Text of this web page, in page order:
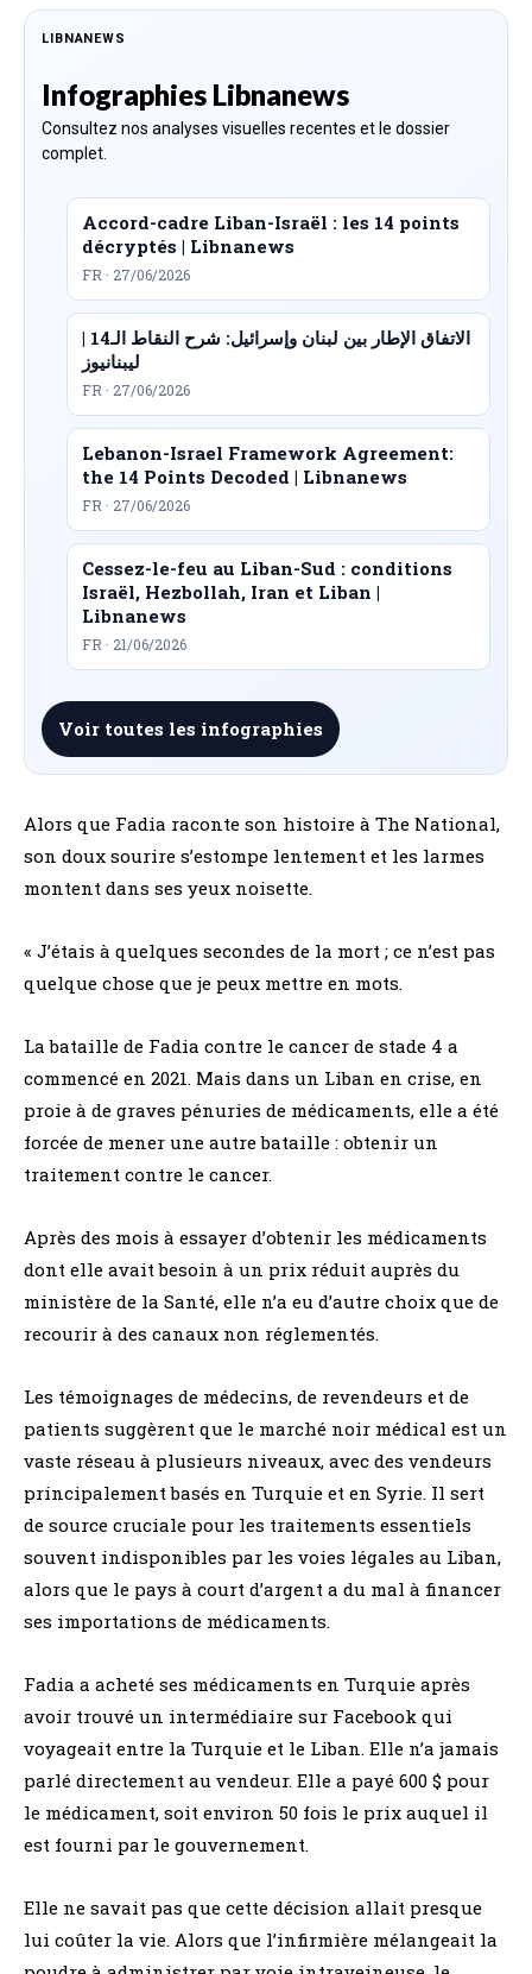
LIBNANEWS
Infographies Libnanews
Consultez nos analyses visuelles recentes et le dossier
complet.
Accord-cadre Liban-Israël : les 14 points
décryptés | Libnanews
FR · 27/06/2026
الاتفاق الإطار بين لبنان وإسرائيل: شرح النقاط الـ14 |
ليبنانيوز
FR · 27/06/2026
Lebanon-Israel Framework Agreement:
the 14 Points Decoded | Libnanews
FR · 27/06/2026
Cessez-le-feu au Liban-Sud : conditions
Israël, Hezbollah, Iran et Liban |
Libnanews
FR · 21/06/2026
Voir toutes les infographies
Alors que Fadia raconte son histoire à The National,
son doux sourire s’estompe lentement et les larmes
montent dans ses yeux noisette.
« J’étais à quelques secondes de la mort ; ce n’est pas
quelque chose que je peux mettre en mots.
La bataille de Fadia contre le cancer de stade 4 a
commencé en 2021. Mais dans un Liban en crise, en
proie à de graves pénuries de médicaments, elle a été
forcée de mener une autre bataille : obtenir un
traitement contre le cancer.
Après des mois à essayer d’obtenir les médicaments
dont elle avait besoin à un prix réduit auprès du
ministère de la Santé, elle n’a eu d’autre choix que de
recourir à des canaux non réglementés.
Les témoignages de médecins, de revendeurs et de
patients suggèrent que le marché noir médical est un
vaste réseau à plusieurs niveaux, avec des vendeurs
principalement basés en Turquie et en Syrie. Il sert
de source cruciale pour les traitements essentiels
souvent indisponibles par les voies légales au Liban,
alors que le pays à court d’argent a du mal à financer
ses importations de médicaments.
Fadia a acheté ses médicaments en Turquie après
avoir trouvé un intermédiaire sur Facebook qui
voyageait entre la Turquie et le Liban. Elle n’a jamais
parlé directement au vendeur. Elle a payé 600 $ pour
le médicament, soit environ 50 fois le prix auquel il
est fourni par le gouvernement.
Elle ne savait pas que cette décision allait presque
lui coûter la vie. Alors que l’infirmière mélangeait la